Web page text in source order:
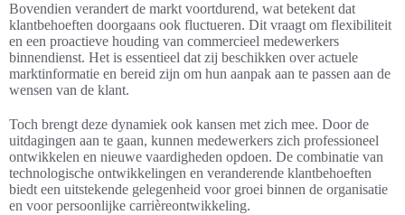
Bovendien verandert de markt voortdurend, wat betekent dat
klantbehoeften doorgaans ook fluctueren. Dit vraagt om flexibiliteit
en een proactieve houding van commercieel medewerkers
binnendienst. Het is essentieel dat zij beschikken over actuele
marktinformatie en bereid zijn om hun aanpak aan te passen aan de
wensen van de klant.
Toch brengt deze dynamiek ook kansen met zich mee. Door de
uitdagingen aan te gaan, kunnen medewerkers zich professioneel
ontwikkelen en nieuwe vaardigheden opdoen. De combinatie van
technologische ontwikkelingen en veranderende klantbehoeften
biedt een uitstekende gelegenheid voor groei binnen de organisatie
en voor persoonlijke carrièreontwikkeling.